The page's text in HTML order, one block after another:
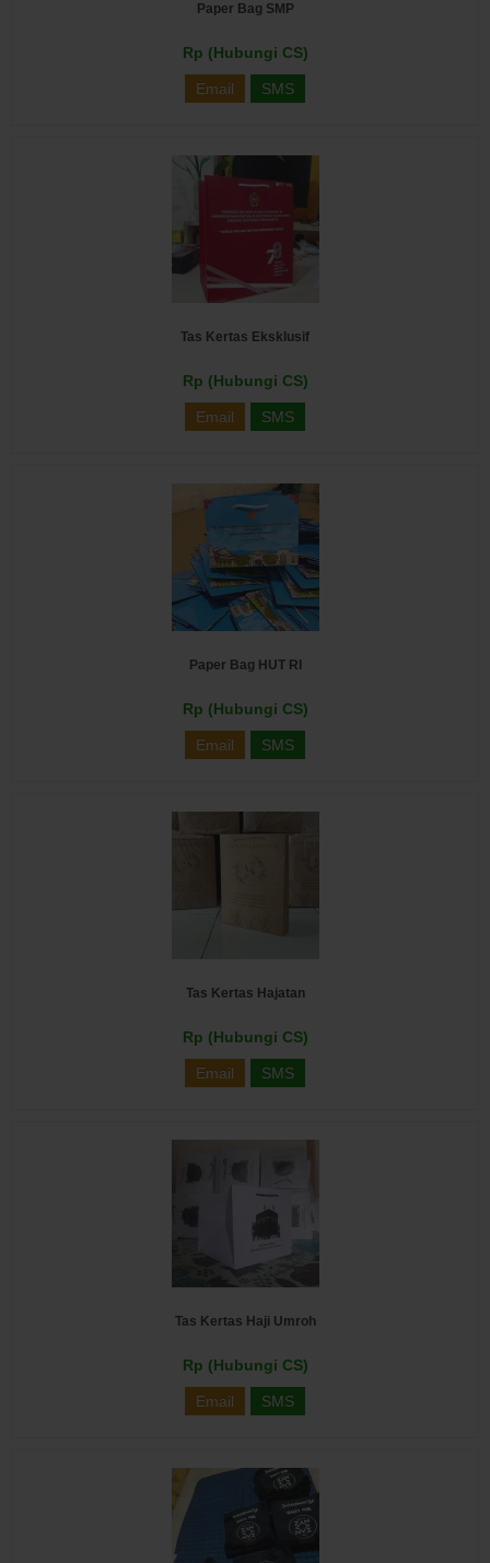
Paper Bag SMP
Rp (Hubungi CS)
Email SMS
Tas Kertas Eksklusif
Rp (Hubungi CS)
Email SMS
Paper Bag HUT RI
Rp (Hubungi CS)
Email SMS
Tas Kertas Hajatan
Rp (Hubungi CS)
Email SMS
Tas Kertas Haji Umroh
Rp (Hubungi CS)
Email SMS